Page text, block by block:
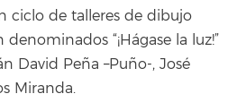
ciclo de talleres de dibujo
“¡Hágase la luz!”
David Peña –Puño-, José
Miranda.